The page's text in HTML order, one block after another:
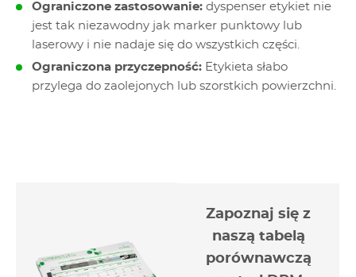
Ograniczone zastosowanie: dyspenser etykiet nie
jest tak niezawodny jak marker punktowy lub
laserowy i nie nadaje się do wszystkich części.
Ograniczona przyczepność: Etykieta słabo
przylega do zaolejonych lub szorstkich powierzchni.
Zapoznaj się z
naszą tabelą
porównawczą